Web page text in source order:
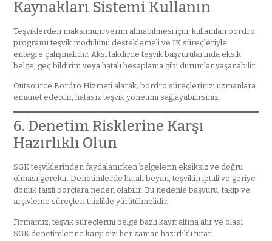
Kaynakları Sistemi Kullanın
Teşviklerden maksimum verim alınabilmesi için, kullanılan bordro
programı teşvik modülünü desteklemeli ve İK süreçleriyle
entegre çalışmalıdır. Aksi takdirde teşvik başvurularında eksik
belge, geç bildirim veya hatalı hesaplama gibi durumlar yaşanabilir.
Outsource Bordro Hizmeti alarak; bordro süreçlerinizi uzmanlara
emanet edebilir, hatasız teşvik yönetimi sağlayabilirsiniz.
6. Denetim Risklerine Karşı
Hazırlıklı Olun
SGK teşviklerinden faydalanırken belgelerin eksiksiz ve doğru
olması gerekir. Denetimlerde hatalı beyan, teşvikin iptali ve geriye
dönük faizli borçlara neden olabilir. Bu nedenle başvuru, takip ve
arşivleme süreçleri titizlikle yürütülmelidir.
Firmamız, teşvik süreçlerini belge bazlı kayıt altına alır ve olası
SGK denetimlerine karşı sizi her zaman hazırlıklı tutar.